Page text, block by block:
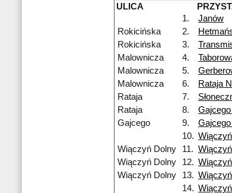
ULICA
1.
Janów
Rokicińska
2.
Rokicińska
3.
Malownicza
4.
Malownicza
5.
Malownicza
6. Rataja
Rataja
7.
Rataja
8.
Gajcego
9.
10.
Wiączyń Dolny
11.
Wiączyń Dolny
12.
Wiączyń Dolny
13.
14.